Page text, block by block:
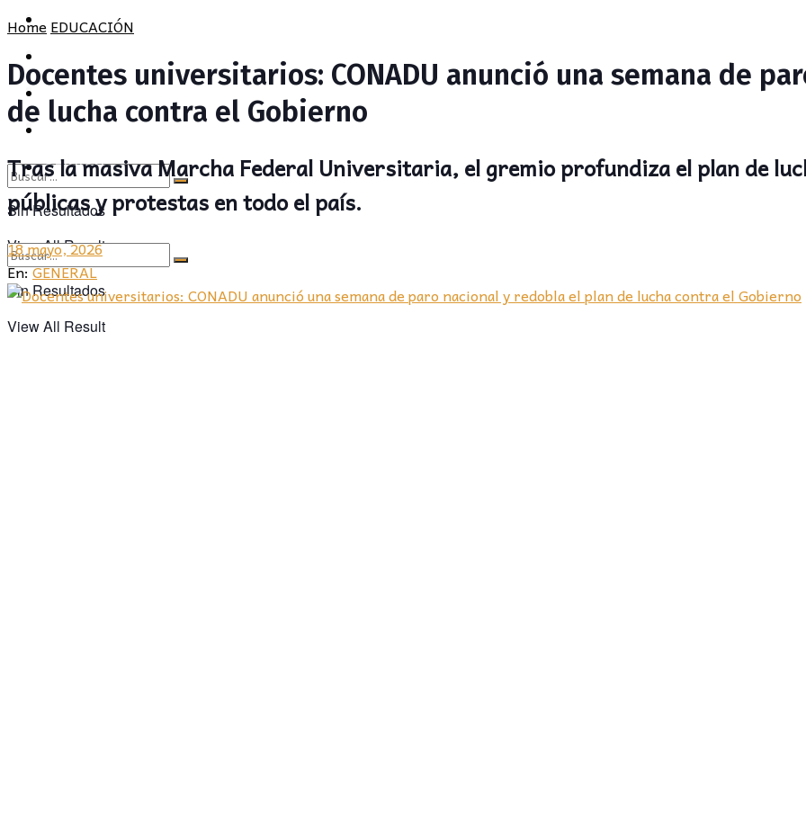
CULTURA
OPINIÓN
Sin Resultados
View All Result
PROVINCIA
OPINIÓN
Sin Resultados
View All Result
HomeEDUCACIÓN
Docentes universitarios: CONADU anunció una semana de
de lucha contra el Gobierno
Tras la masiva Marcha Federal Universitaria, el gremio profundiza el plan de
públicas y protestas en todo el país.
18 mayo, 2026
En:GENERAL